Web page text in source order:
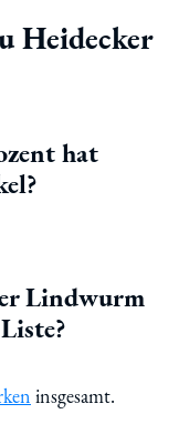
Heidecker
hat
Lindwurm
insgesamt.